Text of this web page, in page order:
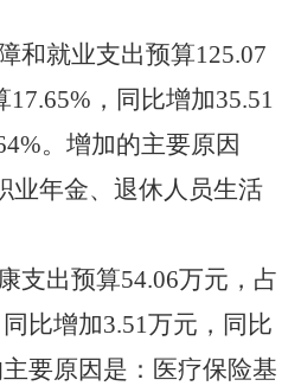
和就业支出预算125.07
17.65%，同比增加35.51
%。 增加的主要原因
业年金、退休人员生活
支出预算54.06万元，占
比增加3.51万元，同比
要原因是： 医疗保险基